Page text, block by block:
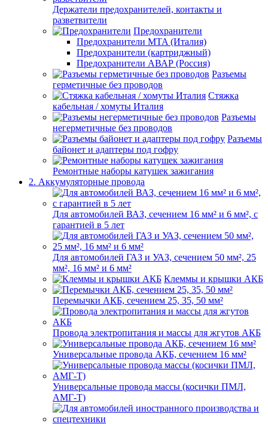
Держатели предохранителей, контакты и
разветвители
Предохранители
Предохранители MTA (Италия)
Предохранители (картриджный)
Предохранители АВАР (Россия)
Разъемы
герметичные без проводов
Стяжка
кабельная / хомуты Италия
Разъемы
негерметичные без проводов
Разъемы
байонет и адаптеры под гофру
Ремонтные наборы катушек зажигания
2. Аккумуляторные провода
Для автомобилей ВАЗ, сечением 16 мм² и 6 мм², с
гарантией в 5 лет
Для автомобилей ГАЗ и УАЗ, сечением 50 мм², 25
мм², 16 мм² и 6 мм²
Клеммы и крышки АКБ
Перемычки АКБ, сечением 25, 35, 50 мм²
Провода электропитания и массы для жгутов АКБ
Универсальные провода АКБ, сечением 16 мм²
Универсальные провода массы (косички ПМЛ,
АМГ-Т)